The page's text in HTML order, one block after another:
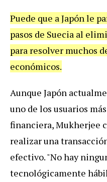
Puede que a Japón le
pasos de Suecia al
para resolver muchos
económicos.
Aunque Japón
uno de los usuarios
financiera, Mukherjee
realizar una
efectivo. "No hay
tecnológicamente